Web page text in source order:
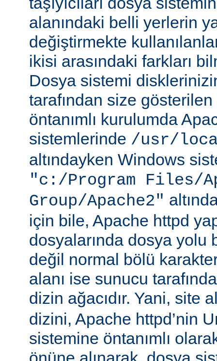
alanındaki belli yerlerin
değiştirmekte
ikisi arasındaki farkları
Dosya sistemi
tarafından size
öntanımlı kurulumda
sistemlerinde /usr/
altındayken Windows
"c:/Program Files/
Group/Apache2"
için bile, Apache httpd
dosyalarında dosya yolu
değil normal bölü
alanı ise sunucu
dizin ağacıdır. Yani, site
dizini, Apache httpd’nin
sistemine öntanımlı